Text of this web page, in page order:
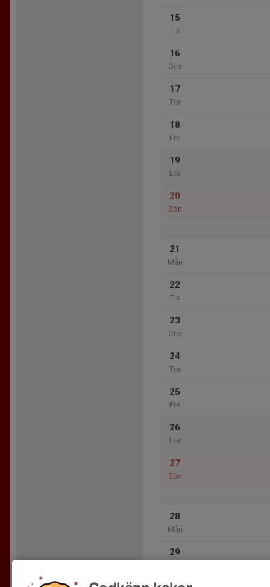
15
Tis
16
Ons
17
Tor
18
Fre
19
Lör
20
Sön
21
Mån
22
Tis
23
Ons
24
Tor
25
Fre
26
Lör
27
Sön
28
Mån
29